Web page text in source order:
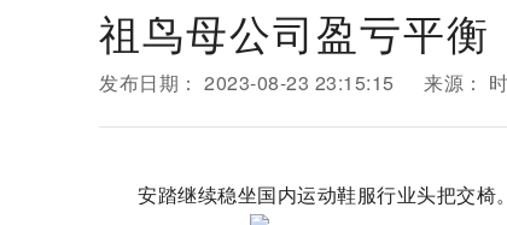
祖鸟母公司盈亏平衡
发布日期： 2023-08-23 23:15:15 来源：
安踏继续稳坐国内运动鞋服行业头把交椅。